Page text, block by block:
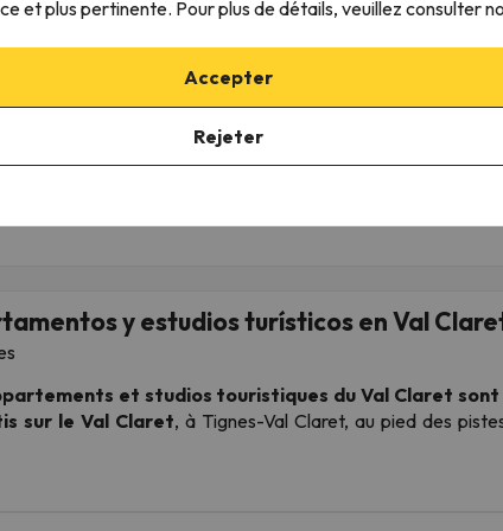
logement
Petit-déjeuner
y estudios turísticos en Val
et studios touristiques du Val Claret sont
sur le Val Claret, à Tignes-Val Claret, au pied des
et sera confirmée à l'arrivée à l'agence
exacte, contactez-nous et nous ferons de notre mieux).
et l'adresse figurant sur le site web et sur le bon
et plus pertinente. Pour plus de détails, veuillez consulter
Accepter
Rejeter